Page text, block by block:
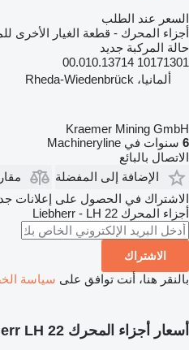
السعر عند الطلب
أجزاء المحرك - قطعة الغيار الأخرى
حالة المركبة جديد
10171301 00.010.13714
ألمانيا، Rheda-Wiedenbrück
Kraemer Mining GmbH
6 سنوات في Machineryline
الاتصال بالبائع
الإضافة إلى المفضلة
الاشتراك في الحصول على إعلانات
أجزاء المحرك Liebherr - LH 22
الاشتراك
بالنقر هنا، أنت توافق على سياسة
أسعار أجزاء المحرك Liebherr LH 22